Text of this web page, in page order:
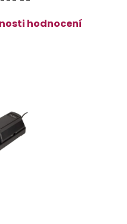
hodnocení